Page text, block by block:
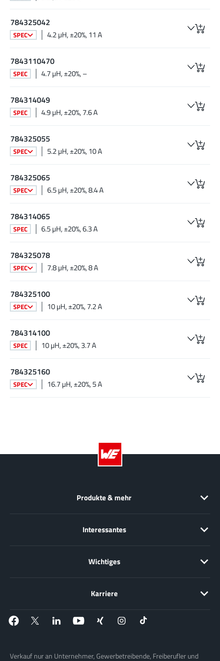
784325042
SPEC 4.2 µH, ±20%, 11 A
7843110470
SPEC 4.7 µH, ±20%, –
784314049
SPEC 4.9 µH, ±20%, 7.6 A
784325055
SPEC 5.2 µH, ±20%, 10 A
784325065
SPEC 6.5 µH, ±20%, 8.4 A
784314065
SPEC 6.5 µH, ±20%, 6.3 A
784325078
SPEC 7.8 µH, ±20%, 8 A
784325100
SPEC 10 µH, ±20%, 7.2 A
784314100
SPEC 10 µH, ±20%, 3.7 A
784325160
SPEC 16.7 µH, ±20%, 5 A
Produkte & mehr
Interessantes
Wichtiges
Karriere
Verkauf nur an Unternehmer, Gewerbetreibende, Freiberufler und